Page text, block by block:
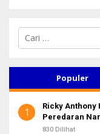
C
i
n
u
k
Populer
1
Ricky Anthony
Peredaran
830 Dilihat